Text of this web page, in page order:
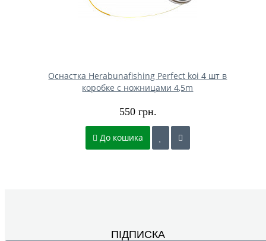
Оснастка Herabunafishing Perfect koi 4 шт в
коробке с ножницами 4,5m
550 грн.
До кошика
ПІДПИСКА